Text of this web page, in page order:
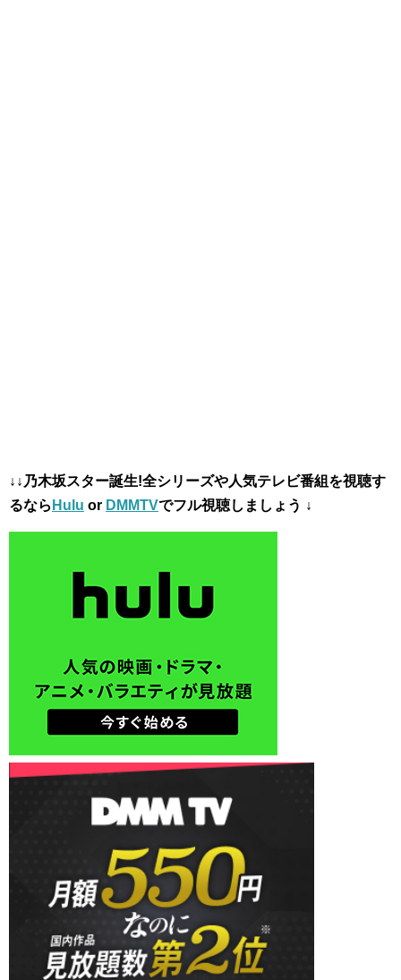
↓↓乃木坂スター誕生!全シリーズや人気テレビ番組を視聴す
るなら Hulu or DMMTVでフル視聴しましょう ↓